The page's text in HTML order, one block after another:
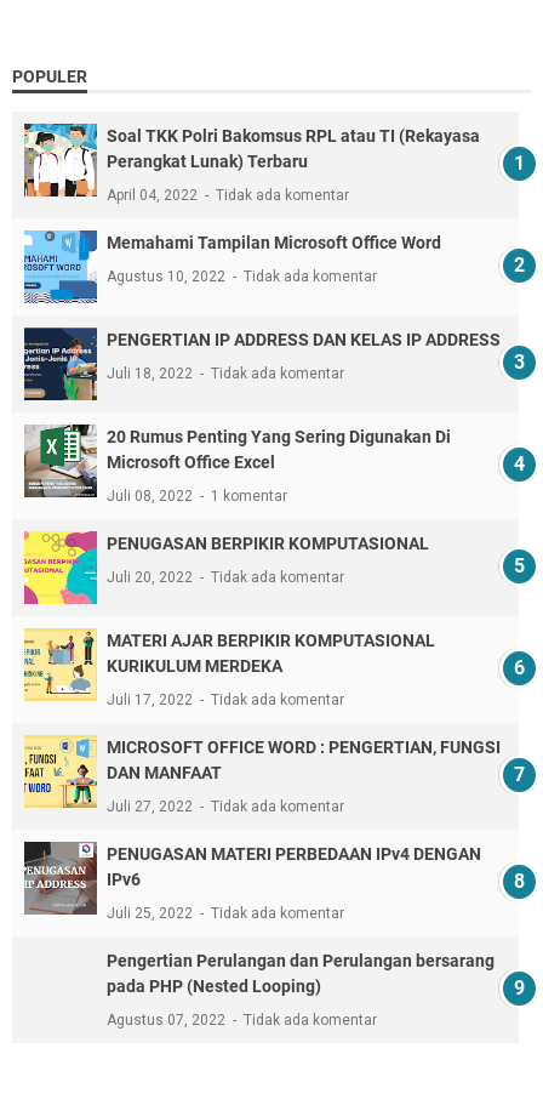
POPULER
Soal TKK Polri Bakomsus RPL atau TI (Rekayasa
Perangkat Lunak) Terbaru
April 04, 2022 Tidak ada komentar
Memahami Tampilan Microsoft Office Word
Agustus 10, 2022 Tidak ada komentar
PENGERTIAN IP ADDRESS DAN KELAS IP ADDRESS
Juli 18, 2022 Tidak ada komentar
20 Rumus Penting Yang Sering Digunakan Di
Microsoft Office Excel
Juli 08, 2022 1 komentar
PENUGASAN BERPIKIR KOMPUTASIONAL
Juli 20, 2022 Tidak ada komentar
MATERI AJAR BERPIKIR KOMPUTASIONAL
KURIKULUM MERDEKA
Juli 17, 2022 Tidak ada komentar
MICROSOFT OFFICE WORD : PENGERTIAN, FUNGSI
DAN MANFAAT
Juli 27, 2022 Tidak ada komentar
PENUGASAN MATERI PERBEDAAN IPv4 DENGAN
IPv6
Juli 25, 2022 Tidak ada komentar
Pengertian Perulangan dan Perulangan bersarang
pada PHP (Nested Looping)
Agustus 07, 2022 Tidak ada komentar